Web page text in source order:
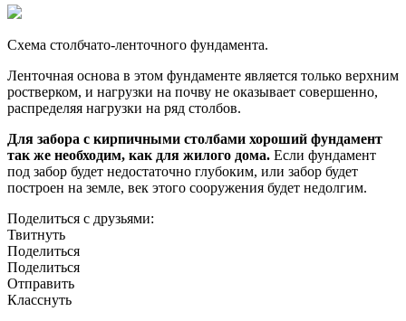
Схема столбчато-ленточного фундамента.
Ленточная основа в этом фундаменте является только верхним
ростверком, и нагрузки на почву не оказывает совершенно,
распределяя нагрузки на ряд столбов.
Для забора с кирпичными столбами хороший фундамент
так же необходим, как для жилого дома. Если фундамент
под забор будет недостаточно глубоким, или забор будет
построен на земле, век этого сооружения будет недолгим.
Поделиться с друзьями:
Твитнуть
Поделиться
Поделиться
Отправить
Класснуть